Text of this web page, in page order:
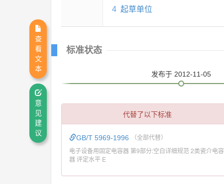
4 起草单位
标准状态
发布于 2012-11-05
代替了以下标准
GB/T 5969-1996 （全部代替）
电子设备用固定电容器 第9部分:空白详细规范 2类瓷介电容
器 评定水平 E
查
看
文
本
意
见
建
议